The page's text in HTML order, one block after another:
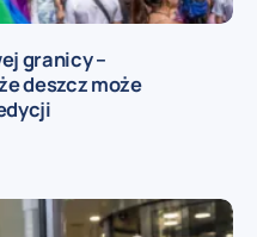
granicy –
deszcz może